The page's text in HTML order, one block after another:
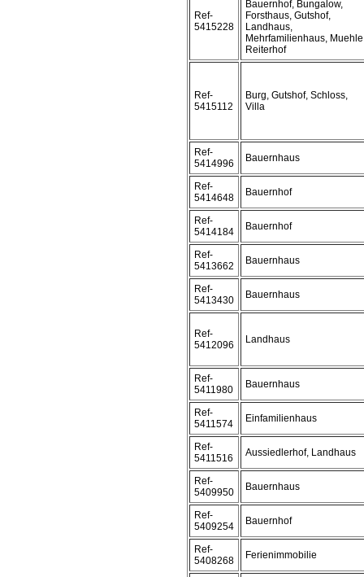
Ref-
5415228
Bauernhof, Bungalow,
Forsthaus, Gutshof,
Landhaus,
Mehrfamilienhaus,
Reiterhof
Ref-
5415112
Burg, Gutshof, Schloss,
Villa
Ref-
5414996
Bauernhaus
Ref-
5414648
Bauernhof
Ref-
5414184
Bauernhof
Ref-
5413662
Bauernhaus
Ref-
5413430
Bauernhaus
Ref-
5412096
Landhaus
Ref-
5411980
Bauernhaus
Ref-
5411574
Einfamilienhaus
Ref-
5411516
Aussiedlerhof, Landhaus
Ref-
5409950
Bauernhaus
Ref-
5409254
Bauernhof
Ref-
5408268
Ferienimmobilie